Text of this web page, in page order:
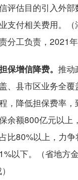
评估目的引入外
支付相关费用。
分工负责，2021年
保增信降费。 推动
、县市区业务全
，降低担保费率
余额800亿元以上
比80%以上，力
以下。（省地方